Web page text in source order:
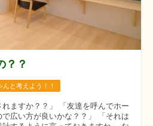
？？
んと考えよう！！
れますか？？」 「友達を呼んでホー
広い方が良いかな？？」 「それは